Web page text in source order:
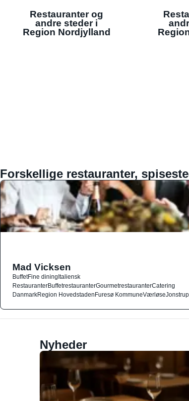
Restauranter og
andre steder i
Region Nordjylland
Forskellige restauranter,
Mad Vicksen
BuffetFine diningItaliensk
RestauranterBuffetrestauranterGourmetrestauranterCatering
DanmarkRegion HovedstadenFuresø KommuneVærløseJonstrup
Nyheder